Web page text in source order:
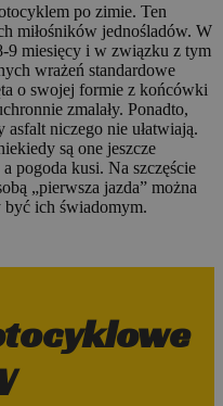
po zimie. Ten
miłośników jednośladów. W
9 miesięcy i w związku z tym
wrażeń standardowe
o swojej formie z końcówki
zmalały. Ponadto,
niczego nie ułatwiają.
są one jeszcze
pogoda kusi. Na szczęście
„pierwsza jazda” można
być ich świadomym.